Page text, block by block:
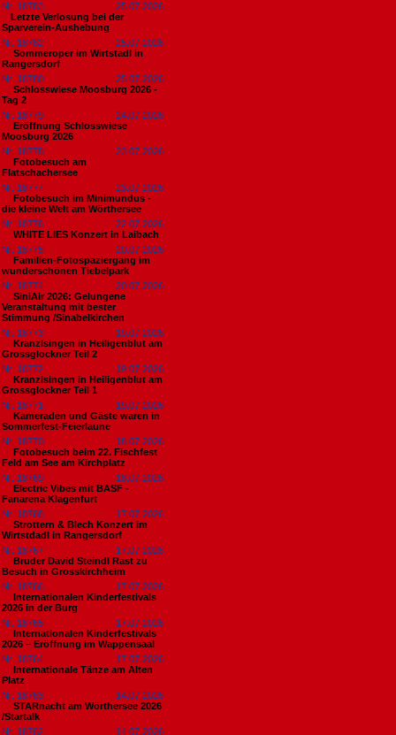
Nr. 18783
25.07.2026
​Letzte Verlosung bei der
Sparverein-Aushebung
Nr. 18782
25.07.2026
Sommeroper im Wirtstadl in
Rangersdorf
Nr. 18780
25.07.2026
Schlosswiese Moosburg 2026 -
Tag 2
Nr. 18779
24.07.2026
Eröffnung Schlosswiese
Moosburg 2026
Nr. 18778
23.07.2026
Fotobesuch am
Flatschachersee
Nr. 18777
23.07.2026
Fotobesuch im Minimundus -
die kleine Welt am Wörthersee
Nr. 18776
22.07.2026
WHITE LIES Konzert in Laibach
Nr. 18775
20.07.2026
Familien-Fotospaziergang im
wunderschönen Tiebelpark
Nr. 18774
20.07.2026
SiniAir 2026: Gelungene
Veranstaltung mit bester
Stimmung /Sinabelkirchen
Nr. 18773
19.07.2026
Kranzlsingen in Heiligenblut am
Grossglockner Teil 2
Nr. 18772
19.07.2026
Kranzlsingen in Heiligenblut am
Grossglockner Teil 1
Nr. 18771
19.07.2026
Kameraden und Gäste waren in
Sommerfest-Feierlaune
Nr. 18770
18.07.2026
Fotobesuch beim 22. Fischfest
Feld am See am Kirchplatz
Nr. 18769
18.07.2026
Electric Vibes mit BASF -
Fanarena Klagenfurt
Nr. 18768
17.07.2026
Strottern & Blech Konzert im
Wirtstdadl in Rangersdorf
Nr. 18767
17.07.2026
Bruder David Steindl Rast zu
Besuch in Grosskirchheim
Nr. 18766
17.07.2026
Internationalen Kinderfestivals
2026 in der Burg
Nr. 18765
17.07.2026
Internationalen Kinderfestivals
2026 – Eröffnung im Wappensaal
Nr. 18764
17.07.2026
Internationale Tänze am Alten
Platz
Nr. 18763
14.07.2026
STARnacht am Wörthersee 2026
/Startalk
Nr. 18762
14.07.2026